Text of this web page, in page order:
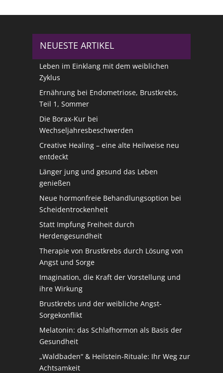
NEUESTE ARTIKEL
Leben im Einklang mit dem weiblichen
Zyklus
Ernährung bei Endometriose, Brustkrebs,
Teil 1, Sommer
Die Borax-Kur bei
Wechseljahresbeschwerden
Creative Healing – eine alte Heilweise neu
entdeckt
Länger jung und gesund das Leben
genießen
Neue hormonfreie Behandlungsoption bei
Scheidentrockenheit
Statt Impfung Freiheit durch
Herdengesundheit
Therapie von Brustkrebs durch Lösung von
Angst und Sorge
Imagination, die Kraft der Vorstellung und
ihre Wirkung
Brustkrebs und der weibliche Angst-
Sorgekonflikt
Melatonin: das Schlafhormon als Basis der
Gesundheit
„Waldbaden“ & Heilstein-Rituale: Ihr Weg zur
Achtsamkeit